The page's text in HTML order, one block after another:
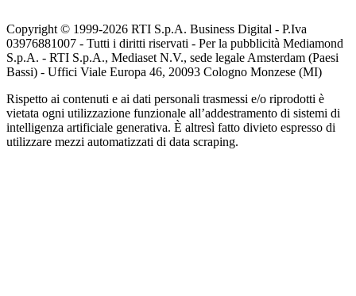
Copyright © 1999-2026 RTI S.p.A. Business Digital - P.Iva
03976881007 - Tutti i diritti riservati - Per la pubblicità Mediamond
S.p.A. - RTI S.p.A., Mediaset N.V., sede legale Amsterdam (Paesi
Bassi) - Uffici Viale Europa 46, 20093 Cologno Monzese (MI)
Rispetto ai contenuti e ai dati personali trasmessi e/o riprodotti è
vietata ogni utilizzazione funzionale all’addestramento di sistemi di
intelligenza artificiale generativa. È altresì fatto divieto espresso di
utilizzare mezzi automatizzati di data scraping.